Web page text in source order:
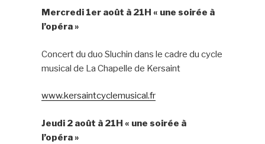
Mercredi 1er août à 21H « une soirée à
l’opéra »
Concert du duo Sluchin dans le cadre du cycle
musical de La Chapelle de Kersaint
www.kersaintcyclemusical.fr
Jeudi 2 août à 21H « une soirée à
l’opéra »